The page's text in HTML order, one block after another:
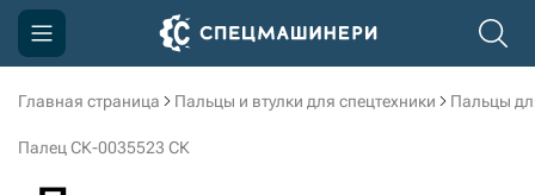
Главная страница Пальцы и втулки для спецтехники Пальцы
Палец СК-0035523 СК
Компания